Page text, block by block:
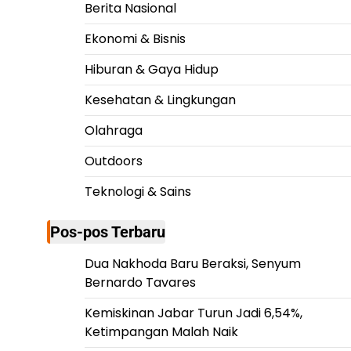
Berita Nasional
Ekonomi & Bisnis
Hiburan & Gaya Hidup
Kesehatan & Lingkungan
Olahraga
Outdoors
Teknologi & Sains
Pos-pos Terbaru
Dua Nakhoda Baru Beraksi, Senyum
Bernardo Tavares
Kemiskinan Jabar Turun Jadi 6,54%,
Ketimpangan Malah Naik